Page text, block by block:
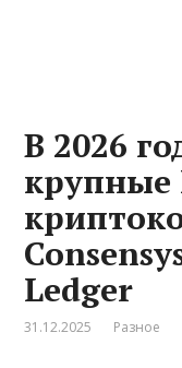
В 2026
крупные
Ledger
31.12.2025 Разное